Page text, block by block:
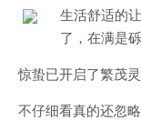
生活舒适的
了，在满是
惊蛰已开启了繁茂灵
不仔细看真的还忽略